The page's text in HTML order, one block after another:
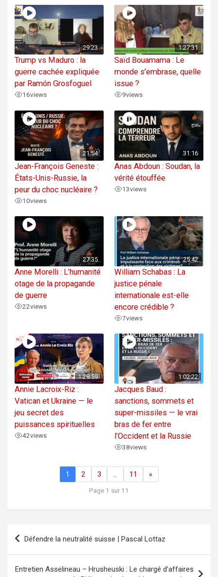
29:23
Trump vs Maduro : la
guerre cachée expliquée
par Ramón Grosfoguel
16views
1:27:31
Saïd Bouamama : Le
monde s’embrase, quelle
issue ?
9views
21:54
Jean-François Geneste :
États-Unis-Russie, la
peur du choc nucléaire ?
10views
31:16
Anas Abdoun : Soudan, la
vérité étouffée
13views
27:35
Anne Morelli : L’humanité
otage de la propagande
de guerre
22views
25:42
William Schabas : La
justice pénale
internationale est-elle
encore crédible ?
7views
1:28:59
Annie Lacroix-Riz :
Vatican et Ukraine — le
jeu secret des
puissances spirituelles
42views
1:02:22
Jacques Baud :
sanctions, sommets et
super-missiles — le vrai
bras de fer entre
l’Occident et la Russie
38views
1 2 3 … 11 »
Page 1 sur 11
Navigation
l’article
Défendre la neutralité suisse | Pascal Lottaz
Entretien Asselineau – Hrusheuski : Le chargé d’affaires